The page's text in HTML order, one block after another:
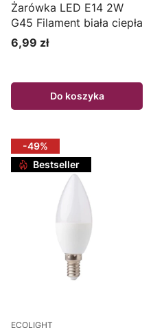
Żarówka LED E14 2W
G45 Filament biała ciepła
Cena
6,99 zł
Do koszyka
-49%
Bestseller
ECOLIGHT